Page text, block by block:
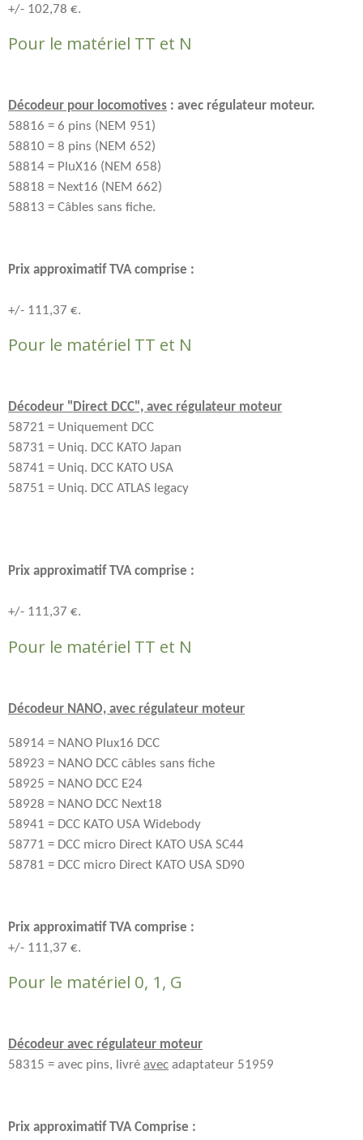
+/- 102,78 €.
Pour le matériel TT et N
Décodeur pour locomotives : avec régulateur moteur.
58816 = 6 pins (NEM 951)
58810 = 8 pins (NEM 652)
58814 = PluX16 (NEM 658)
58818 = Next16 (NEM 662)
58813 = Câbles sans fiche.
Prix approximatif TVA comprise :
+/- 111,37 €.
Pour le matériel TT et N
Décodeur "Direct DCC", avec régulateur moteur
58721 = Uniquement DCC
58731 = Uniq. DCC KATO Japan
58741 = Uniq. DCC KATO USA
58751 = Uniq. DCC ATLAS legacy
Prix approximatif TVA comprise :
+/- 111,37 €.
Pour le matériel TT et N
Décodeur NANO, avec régulateur moteur
58914 = NANO Plux16 DCC
58923 = NANO DCC câbles sans fiche
58925 = NANO DCC E24
58928 = NANO DCC Next18
58941 = DCC KATO USA Widebody
58771 = DCC micro Direct KATO USA SC44
58781 = DCC micro Direct KATO USA SD90
Prix approximatif TVA comprise :
+/- 111,37 €.
Pour le matériel 0, 1, G
Décodeur avec régulateur moteur
58315 = avec pins, livré avec adaptateur 51959
Prix approximatif TVA Comprise :